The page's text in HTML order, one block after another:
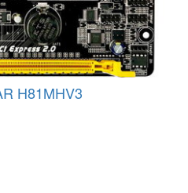
H81MHV3